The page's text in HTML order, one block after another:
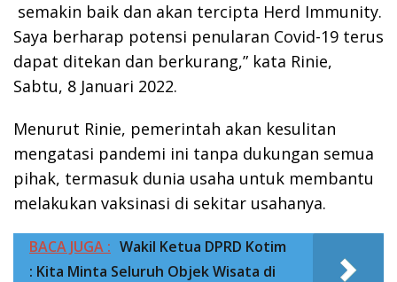
semakin baik dan akan tercipta Herd Immunity.
Saya berharap potensi penularan Covid-19 terus
dapat ditekan dan berkurang,” kata Rinie,
Sabtu, 8 Januari 2022.
Menurut Rinie, pemerintah akan kesulitan
mengatasi pandemi ini tanpa dukungan semua
pihak, termasuk dunia usaha untuk membantu
melakukan vaksinasi di sekitar usahanya.
BACA JUGA : Wakil Ketua DPRD Kotim
: Kita Minta Seluruh Objek Wisata di